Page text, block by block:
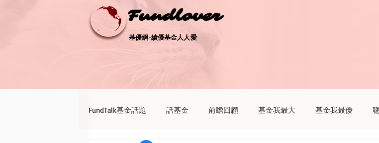
Fundlover
Fundlover
基優網-績優基金人人愛
基優網-績優基金人人愛
FundTalk基金話題 話基金 前瞻回顧 基金我最大 基金我最優